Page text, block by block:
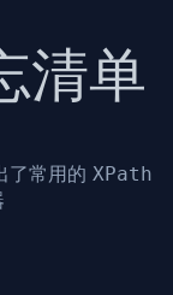
清单
了常用的 XPath